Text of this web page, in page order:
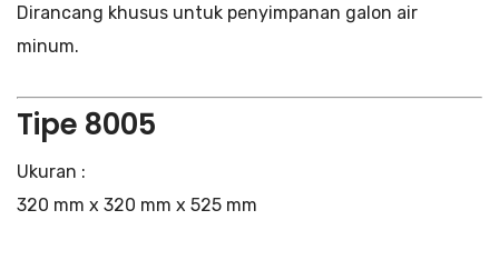
Dirancang khusus untuk penyimpanan galon air
minum.
Tipe 8005
Ukuran :
320 mm x 320 mm x 525 mm